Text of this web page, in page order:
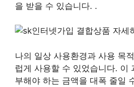
을 받을 수 있습니다. .
나의 일상 사용환경과 사용 목
럽게 사용할 수 있었습니다. 이
부해야 하는 금액을 대폭 줄일